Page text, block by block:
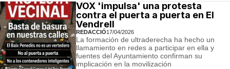
VOX 'impulsa' una protesta
contra el puerta a puerta en El
Vendrell
REDACCIÓ17/04/2026
La formación de ultraderecha ha hecho un
llamamiento en redes a participar en ella y
fuentes del Ayuntamiento confirman su
implicación en la movilización